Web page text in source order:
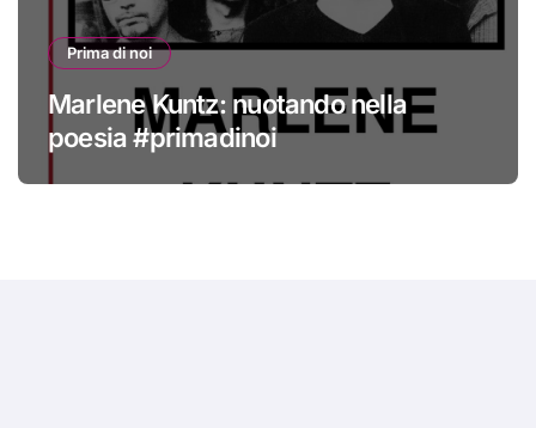
Prima di noi
Marlene Kuntz: nuotando nella
poesia #primadinoi